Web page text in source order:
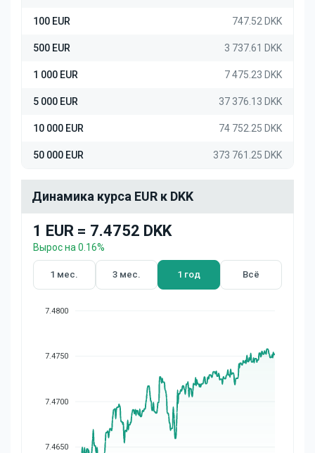
100 EUR 747.52 DKK
500 EUR 3 737.61 DKK
1 000 EUR 7 475.23 DKK
5 000 EUR 37 376.13 DKK
10 000 EUR 74 752.25 DKK
50 000 EUR 373 761.25 DKK
Динамика курса EUR к DKK
1 EUR = 7.4752 DKK
Вырос на 0.16%
1 мес. 3 мес. 1 год Всё
7.4800
7.4750
7.4700
7.4650